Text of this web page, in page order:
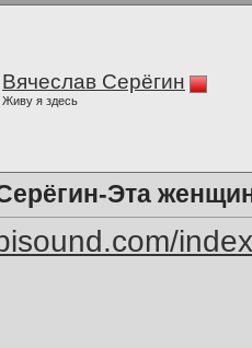
Вячеслав Серёгин
Живу я здесь
Эта